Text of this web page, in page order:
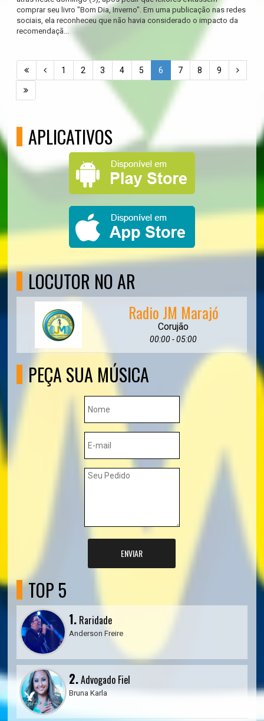
comprar seu livro "Bom Dia, Inverno". Em uma publicação nas redes
sociais, ela reconheceu que não havia considerado o impacto da
recomendaçã...
1 2 3 4 5 6 7 8 9
APLICATIVOS
LOCUTOR NO AR
Radio JM Marajó
Corujão
00:00 - 05:00
PEÇA SUA MÚSICA
ENVIAR
TOP 5
1. Raridade
Anderson Freire
2.Advogado Fiel
Bruna Karla